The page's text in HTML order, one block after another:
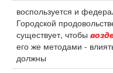
воспользуется и
Городской
существует, чтобы
его же методами -
должны